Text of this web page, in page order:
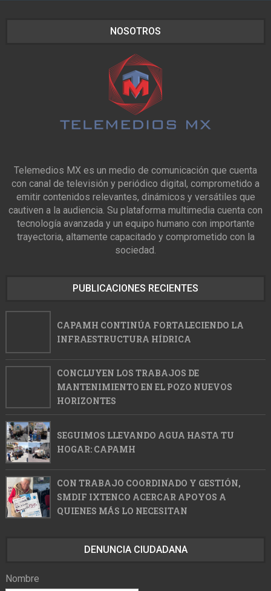
NOSOTROS
Telemedios MX es un medio de comunicación que cuenta
con canal de televisión y periódico digital, comprometido a
emitir contenidos relevantes, dinámicos y versátiles que
cautiven a la audiencia. Su plataforma multimedia cuenta con
tecnología avanzada y un equipo humano con importante
trayectoria, altamente capacitado y comprometido con la
sociedad.
PUBLICACIONES RECIENTES
CAPAMH CONTINÚA FORTALECIENDO LA
INFRAESTRUCTURA HÍDRICA
CONCLUYEN LOS TRABAJOS DE
MANTENIMIENTO EN EL POZO NUEVOS
HORIZONTES
SEGUIMOS LLEVANDO AGUA HASTA TU
HOGAR: CAPAMH
CON TRABAJO COORDINADO Y GESTIÓN,
SMDIF IXTENCO ACERCAR APOYOS A
QUIENES MÁS LO NECESITAN
DENUNCIA CIUDADANA
Nombre